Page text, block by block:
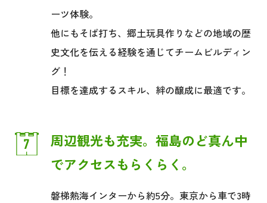
ーツ体験。
他にもそば打ち、郷土玩具作りなどの地域の歴
史文化を伝える経験を通じてチームビルディン
グ！
目標を達成するスキル、絆の醸成に最適です。
周辺観光も充実。福島のど真ん中
でアクセスもらくらく。
磐梯熱海インターから約5分。東京から車で3時